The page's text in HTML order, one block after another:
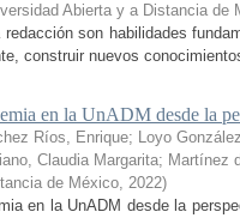
Abierta y a Distancia de
son habilidades
construir nuevos
en la UnADM desde la
Ríos, Enrique; Loyo
Claudia Margarita; Martínez
de México, 2022)
en la UnADM desde la